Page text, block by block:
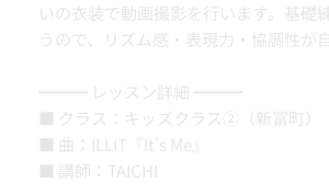
いの衣装で動画撮影を行います。基礎
うので、リズム感・表現力・協調性が
━━━ レッスン詳細 ━━━
■ クラス：キッズクラス②（新富町）
■ 曲：ILLIT『It's Me』
■ 講師：TAICHI